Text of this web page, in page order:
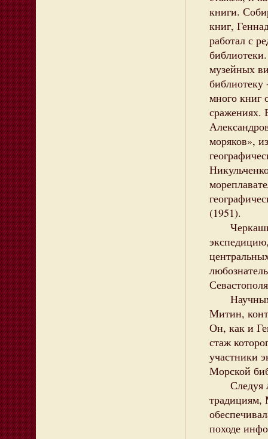
книги.
книг,
работал с
музейных
библиотеку
много книг
сражениях.
моряков»,
(1951).
Черкашин
Научным
Митин,
Он, как и
стаж
участники
Морской
Следуя
традициям,
походе